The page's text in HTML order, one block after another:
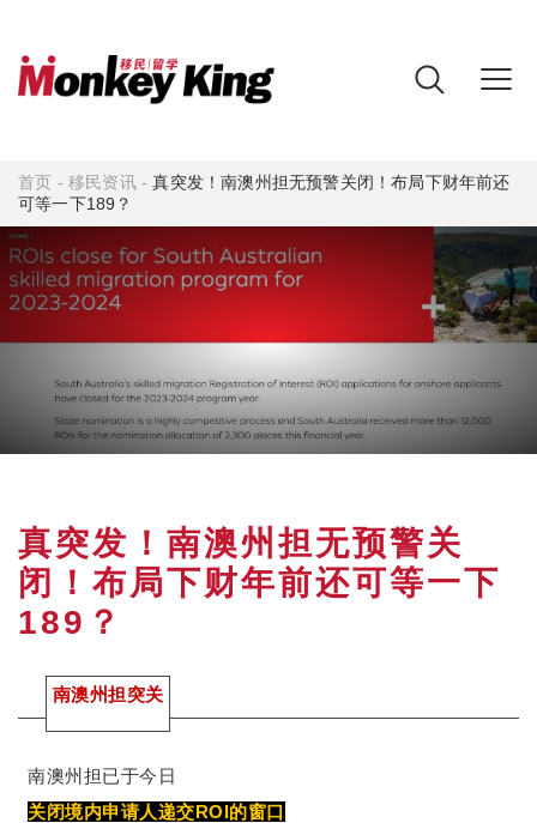
首页 -移民资讯-真突发！南澳州担无预警关闭！布局下财年前还
可等一下189？
真突发！南澳州担无预警关
闭！布局下财年前还可等一下
189？
南澳州担突关
南澳州担已于今日
关闭境内申请人递交ROI的窗口